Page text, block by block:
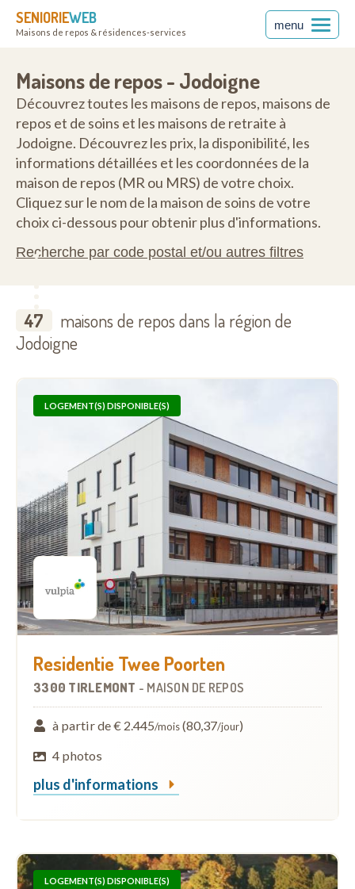
SENIORIEWEB
Maisons de repos & résidences-services
menu
Maisons de repos - Jodoigne
Découvrez toutes les maisons de repos, maisons de
repos et de soins et les maisons de retraite à
Jodoigne. Découvrez les prix, la disponibilité, les
informations détaillées et les coordonnées de la
maison de repos (MR ou MRS) de votre choix.
Cliquez sur le nom de la maison de soins de votre
choix ci-dessous pour obtenir plus d'informations.
Recherche par code postal et/ou autres filtres
47
maisons de repos dans la région de
Jodoigne
LOGEMENT(S) DISPONIBLE(S)
Residentie Twee Poorten
3300 TIRLEMONT - MAISON DE REPOS
à partir de € 2.445/mois(80,37/jour)
4 photos
plus d'informations
LOGEMENT(S) DISPONIBLE(S)